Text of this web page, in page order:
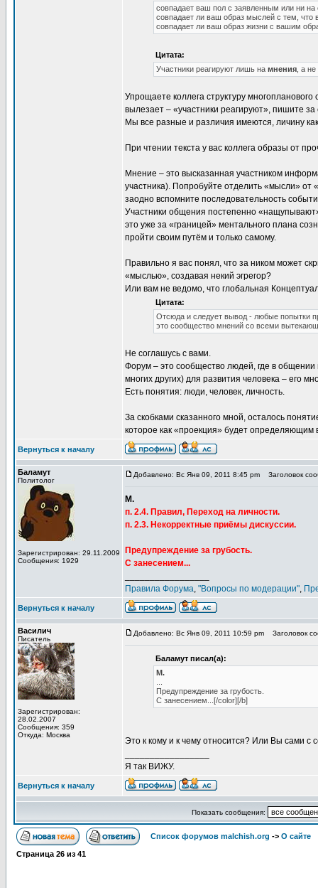
совпадает ваш пол с заявленным или ни на
совпадает ли ваш образ мыслей с тем, что
совпадает ли ваш образ жизни с вашим
Цитата:
Участники реагируют лишь на мнения , а
Упрощаете коллега структуру
вылезает – «участники реагируют», пишите за
Мы все разные и различия имеются, личину
При чтении текста у вас коллега образы от
Мнение – это высказанная участником
участника). Попробуйте отделить «мысли» от
заодно вспомните последовательность
Участники общения постепенно
это уже за «границей» ментального плана
пройти своим путём и только самому.
Правильно я вас понял, что за ником может
«мыслью», создавая некий эгрегор?
Или вам не ведомо, что глобальная
Цитата:
Отсюда и следует вывод - любые попытки
это сообщество мнений со всеми
Не соглашусь с вами.
Форум – это сообщество людей, где в
многих других) для развития человека – его
Есть понятия: люди, человек, личность.
За скобками сказанного мной, осталось
которое как «проекция» будет
Вернуться к началу
Баламут
Политолог
Зарегистрирован: 29.11.2009
Сообщения: 1929
Добавлено: Вс Янв 09, 2011 8:45 pm Заголовок
М.
п. 2.4. Правил, Переход на личности.
п. 2.3. Некорректные приёмы дискуссии.
Предупреждение за грубость.
С занесением...
Правила Форума, "Вопросы по модерации",
Вернуться к началу
Василич
Писатель
Зарегистрирован:
28.02.2007
Сообщения: 359
Откуда: Москва
Добавлено: Вс Янв 09, 2011 10:59 pm Заголовок
Баламут писал(а):
М.
Предупреждение за грубость.
С занесением...[/color][/b]
Это к кому и к чему относится? Или Вы сами с
Я так ВИЖУ.
Вернуться к началу
Показать сообщения:
Список форумов malchish.org -> О сайте
Страница 26 из 41